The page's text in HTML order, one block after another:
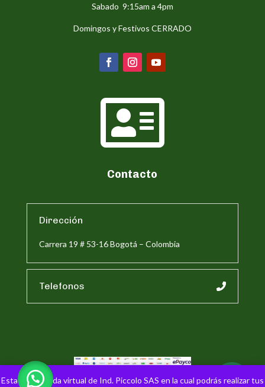
Esta es la tienda virtual de Ind. Piccolo SAS en la cual podrás realizar tus
Sabado 9:15am a 4pm
Domingos y Festivos CERRADO

Contacto
Dirección
Carrera 19 # 53-16 Bogotá – Colombia
Telefonos